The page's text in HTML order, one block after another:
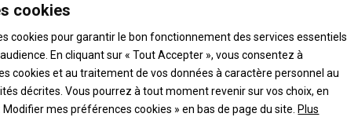
cookies
cookies pour garantir le bon fonctionnement des services essentiels
En cliquant sur « Tout Accepter », vous consentez à
cookies et au traitement de vos données à caractère personnel au
décrites. Vous pourrez à tout moment revenir sur vos choix, en
Modifier mes préférences cookies » en bas de page du site. Plus